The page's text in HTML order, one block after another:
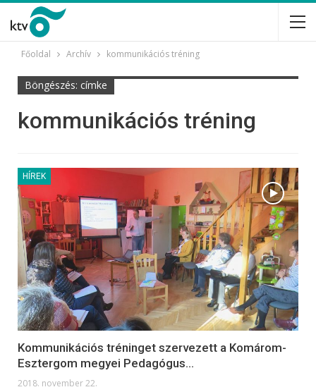
Főoldal Archív kommunikációs tréning
Böngészés: címke
kommunikációs tréning
HÍREK
Kommunikációs tréninget szervezett a Komárom-
Esztergom megyei Pedagógus…
2018. november 22.